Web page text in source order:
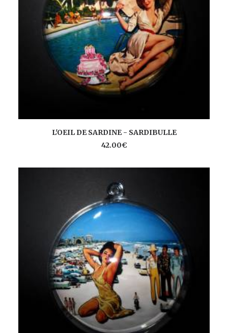
AJOUTER AU PANIER
L'OEIL DE SARDINE - SARDIBULLE
42.00€